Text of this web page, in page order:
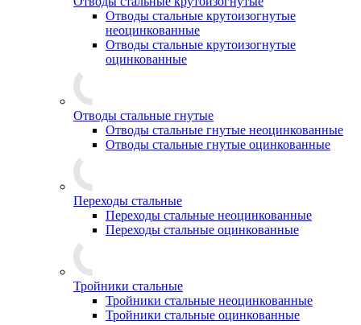
Отводы стальные крутоизогнутые
неоцинкованные
Отводы стальные крутоизогнутые
оцинкованные
Отводы стальные гнутые
Отводы стальные гнутые неоцинкованные
Отводы стальные гнутые оцинкованные
Переходы стальные
Переходы стальные неоцинкованные
Переходы стальные оцинкованные
Тройники стальные
Тройники стальные неоцинкованные
Тройники стальные оцинкованные